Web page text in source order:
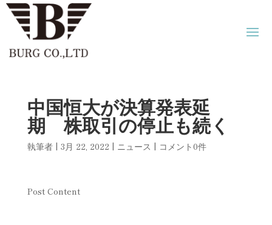
中国恒大が決算発表延
期 株取引の停止も続く
執筆者 | 3月 22, 2022 | ニュース | コメント0件
Post Content